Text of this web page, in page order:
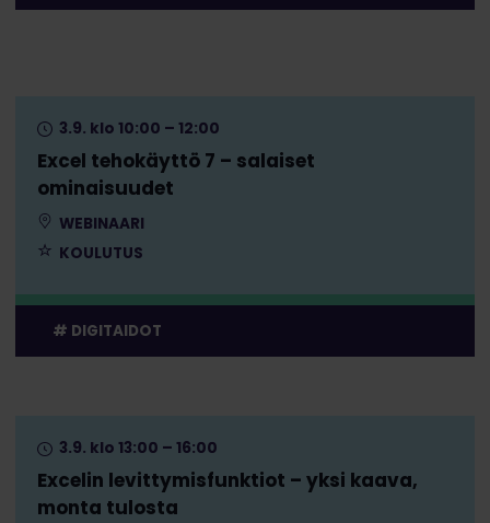
Excel tehokäyttö 7 – salaiset
ominaisuudet
3.9. klo 10:00 – 12:00
WEBINAARI
KOULUTUS
DIGITAIDOT
Excelin levittymisfunktiot – yksi kaava,
monta tulosta
3.9. klo 13:00 – 16:00